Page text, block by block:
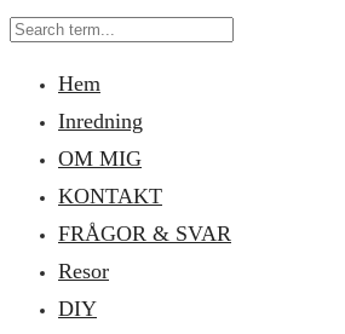
Hem
Inredning
OM MIG
KONTAKT
FRÅGOR & SVAR
Resor
DIY